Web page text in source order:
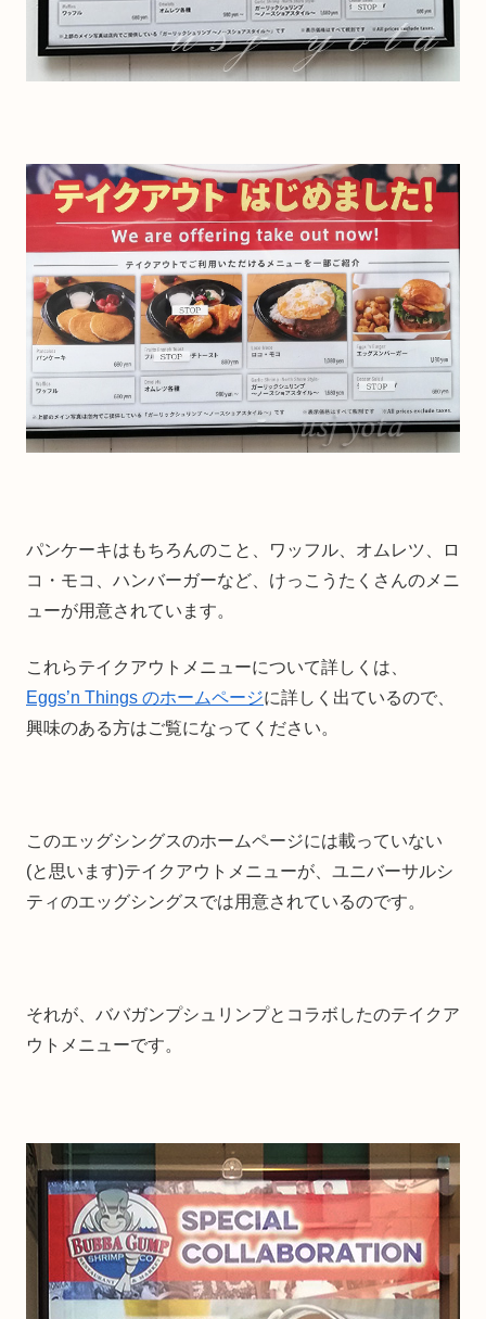
パンケーキはもちろんのこと、ワッフル、オムレツ、ロ
コ・モコ、ハンバーガーなど、けっこうたくさんのメニ
ューが用意されています。
これらテイクアウトメニューについて詳しくは、
Eggs’n Things のホームページに詳しく出ているので、
興味のある方はご覧になってください。
このエッグシングスのホームページには載っていない
(と思います)テイクアウトメニューが、ユニバーサルシ
ティのエッグシングスでは用意されているのです。
それが、ババガンプシュリンプとコラボしたのテイクア
ウトメニューです。